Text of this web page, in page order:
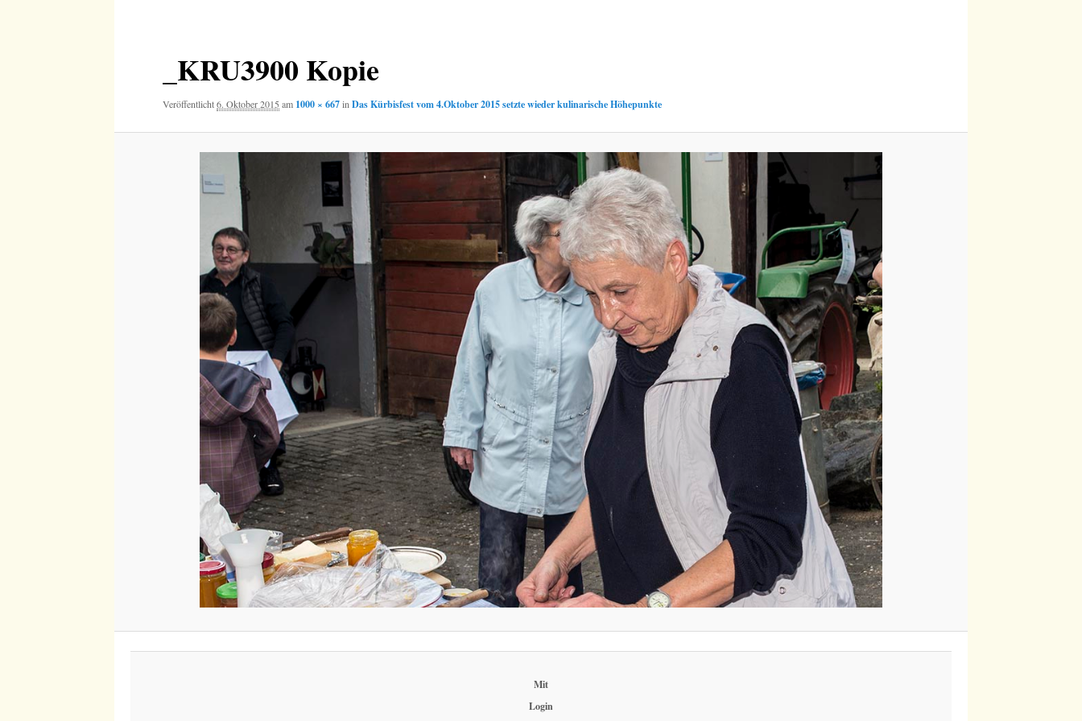
_KRU3900 Kopie
Veröffentlicht6. Oktober 2015 am 1000 × 667inDas Kürbisfest vom 4.Oktober 2015 setzte wieder kulinarische Höhepunkte
Mit
Login